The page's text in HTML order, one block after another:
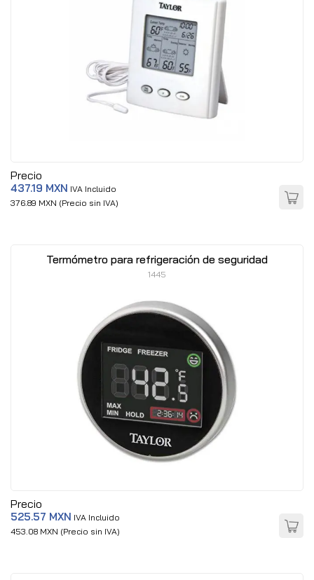
Precio
437.19 MXN IVA Incluido
376.89 MXN (Precio sin IVA)
Termómetro para refrigeración de seguridad
1445
Precio
525.57 MXN IVA Incluido
453.08 MXN (Precio sin IVA)